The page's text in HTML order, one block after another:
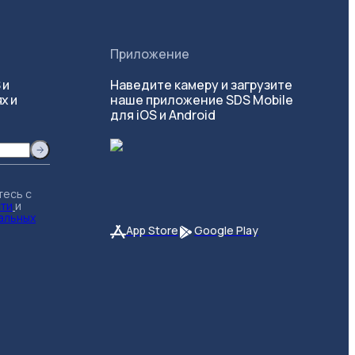
и
с
и
Приложение
Наведите камеру и загрузите
наше приложение SDS Mobile
для iOS и Android
App Store Google Play